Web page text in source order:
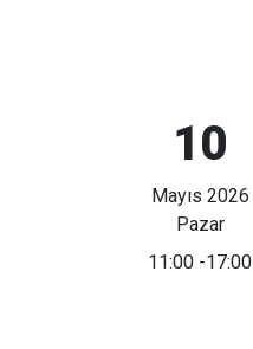
10
Mayıs 2026
Pazar
11:00 -17:00